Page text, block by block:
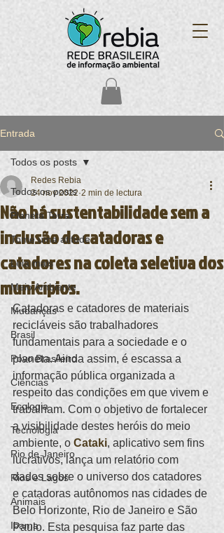
Entrada
Todos os posts
Planeta Terra
Tome uma atitude
Leia mais
Meio Ambiente
Mudanças
Brasil
Povo Brasileiro
Ciências
Ecologia
Tecnologia
Rio de Janeiro
Rios e Lagos
Animais
Ibama
Todos os posts
Não há sustentabilidade sem a
inclusão de catadoras e
catadores na coleta seletiva dos
municípios.
Redes Rebia
24 nov 2022 2 min de lectura
Catadoras e catadores de materiais
recicláveis são trabalhadores
fundamentais para a sociedade e o
planeta. Ainda assim, é escassa a
informação pública organizada a
respeito das condições em que vivem e
trabalham. Com o objetivo de fortalecer
a visibilidade destes heróis do meio
ambiente, o Cataki, aplicativo sem fins
lucrativos, lança um relatório com
dados sobre o universo dos catadores
e catadoras autônomos nas cidades de
Belo Horizonte, Rio de Janeiro e São
Paulo. Esta pesquisa faz parte das